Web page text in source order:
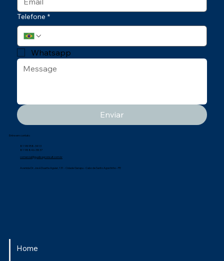
Telefone *
Whatsapp
Enviar
Home
Entre em contato
81 98958-3413
81 98846-3837
comercial@qualisegconsult.com.br
Avenida Dr. José Duarte Aguiar, 131 - Cidade Garapu - Cabo de Santo Agostinho - PE